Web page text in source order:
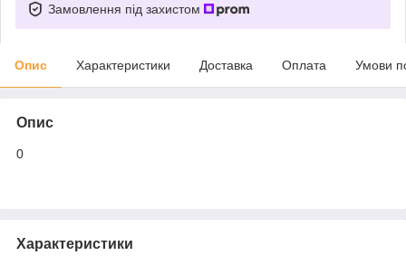
Замовлення під захистом
Опис Характеристики Доставка Оплата Умови
Опис
0
Характеристики